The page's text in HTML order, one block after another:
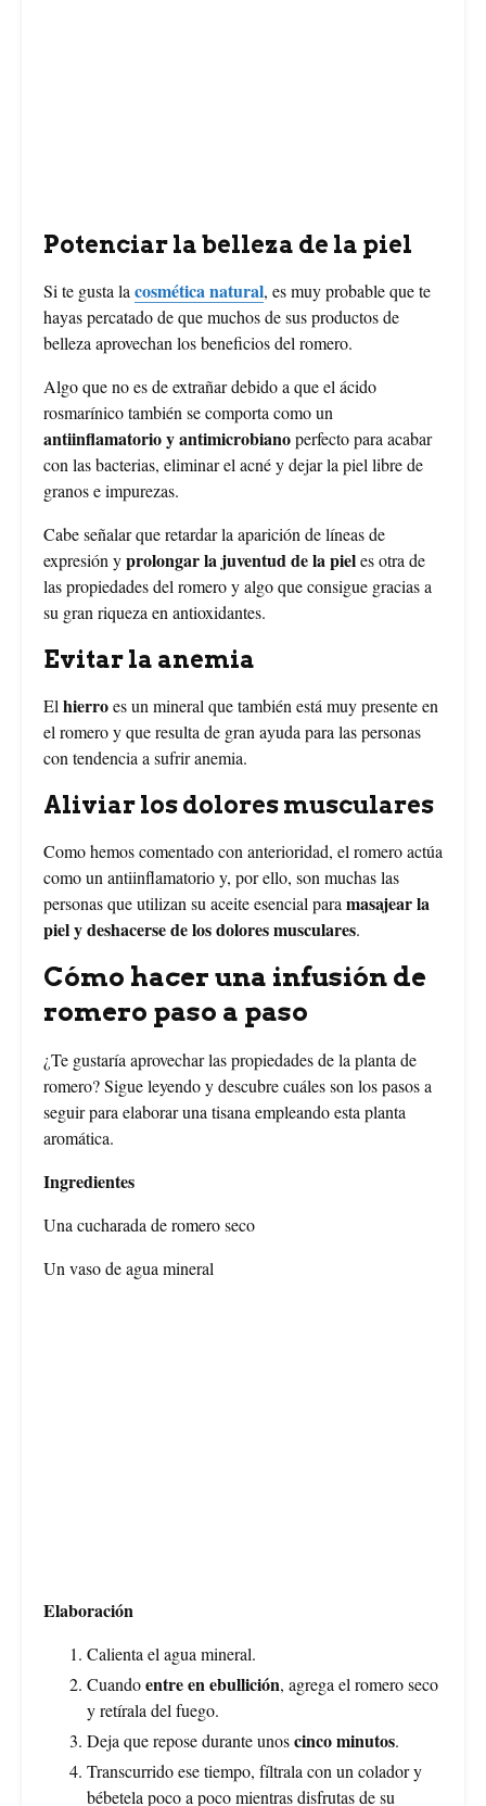
Potenciar la belleza de la piel
Si te gusta la cosmética natural, es muy probable que te
hayas percatado de que muchos de sus productos de
belleza aprovechan los beneficios del romero.
Algo que no es de extrañar debido a que el ácido
rosmarínico también se comporta como un
antiinflamatorio y antimicrobianoperfecto para acabar
con las bacterias, eliminar el acné y dejar la piel libre de
granos e impurezas.
Cabe señalar que retardar la aparición de líneas de
expresión yprolongar la juventud de la pieles otra de
las propiedades del romero y algo que consigue gracias a
su gran riqueza en antioxidantes.
Evitar la anemia
El hierroes un mineral que también está muy presente en
el romero y que resulta de gran ayuda para las personas
con tendencia a sufrir anemia.
Aliviar los dolores musculares
Como hemos comentado con anterioridad, el romero actúa
como un antiinflamatorio y, por ello, son muchas las
personas que utilizan su aceite esencial para masajear la
piel y deshacerse de los dolores musculares.
Cómo hacer una infusión de
romero paso a paso
¿Te gustaría aprovechar las propiedades de la planta de
romero? Sigue leyendo y descubre cuáles son los pasos a
seguir para elaborar una tisana empleando esta planta
aromática.
Ingredientes
Una cucharada de romero seco
Un vaso de agua mineral
Elaboración
Calienta el agua mineral.
Cuandoentre en ebullición, agrega el romero seco
y retírala del fuego.
Deja que repose durante unoscinco minutos.
Transcurrido ese tiempo, fíltrala con un colador y
bébetela poco a poco mientras disfrutas de su